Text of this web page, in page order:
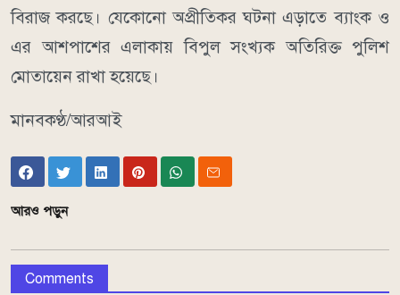
বিরাজ করছে। যেকোনো অপ্রীতিকর ঘটনা এড়াতে ব্যাংক ও
এর আশপাশের এলাকায় বিপুল সংখ্যক অতিরিক্ত পুলিশ
মোতায়েন রাখা হয়েছে।
মানবকণ্ঠ/আরআই
আরও পড়ুন
Comments